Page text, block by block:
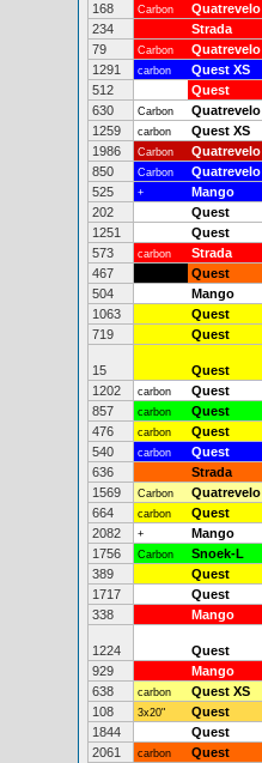
168
Carbon Quatrevelo
234
Strada
79
Carbon Quatrevelo
1291
carbon Quest XS
512
Quest
630
Carbon Quatrevelo
1259
carbon Quest XS
1986
Carbon Quatrevelo
850
Carbon Quatrevelo
525
+ Mango
202
Quest
1251
Quest
573
carbon Strada
467
Quest
504
Mango
1063
Quest
719
Quest
15 Quest
1202
carbon Quest
857
carbon Quest
476
carbon Quest
540
carbon Quest
636
Strada
1569
Carbon Quatrevelo
664
carbon Quest
2082
+ Mango
1756
Carbon Snoek-L
389
Quest
1717
Quest
338
Mango
1224 Quest
929
Mango
638
carbon Quest XS
108
3x20" Quest
1844
Quest
2061
carbon Quest